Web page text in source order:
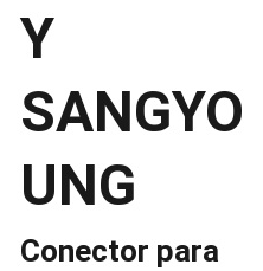
Y
SANGYO
UNG
Conector para